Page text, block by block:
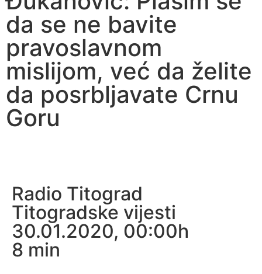
da se ne bavite
pravoslavnom
mislijom, već da želite
da posrbljavate Crnu
Goru
Radio Titograd
Titogradske vijesti
30.01.2020, 00:00h
8 min